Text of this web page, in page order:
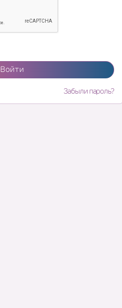
Войти
Забыли пароль?